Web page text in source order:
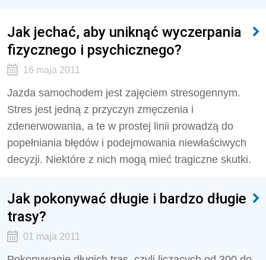
Jak jechać, aby uniknąć wyczerpania
fizycznego i psychicznego?
16 maja 2011
Jazda samochodem jest zajęciem stresogennym.
Stres jest jedną z przyczyn zmęczenia i
zdenerwowania, a te w prostej linii prowadzą do
popełniania błędów i podejmowania niewłaściwych
decyzji. Niektóre z nich mogą mieć tragiczne skutki.
Jak pokonywać długie i bardzo długie
trasy?
01 maja 2011